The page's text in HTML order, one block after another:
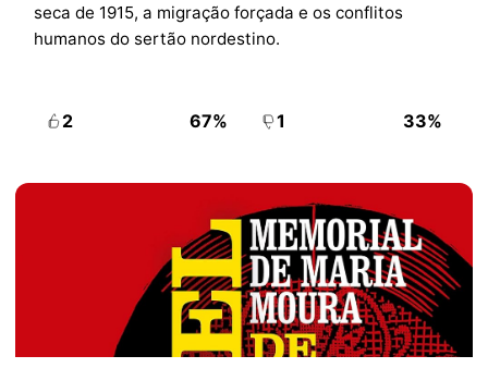
seca de 1915, a migração forçada e os conflitos
humanos do sertão nordestino.
2 67% 1 33%